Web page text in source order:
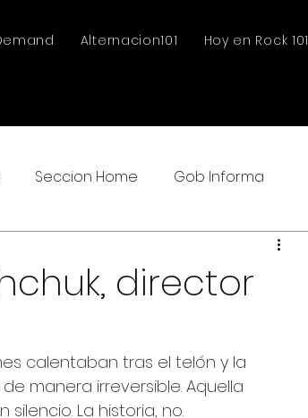
Alternacion101 Hoy en Rock 101
Seccion Home Gob Informa
director
calentaban tras el telón y la
manera irreversible. Aquella
La historia, no.